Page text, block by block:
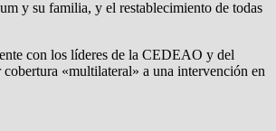
y su familia, y el restablecimiento de todas
con los líderes de la CEDEAO y del
«multilateral» a una intervención en